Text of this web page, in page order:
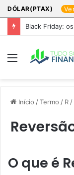
DÓLAR(PTAX)
Black Friday:
Menu
Início /Termo / R /
O que é